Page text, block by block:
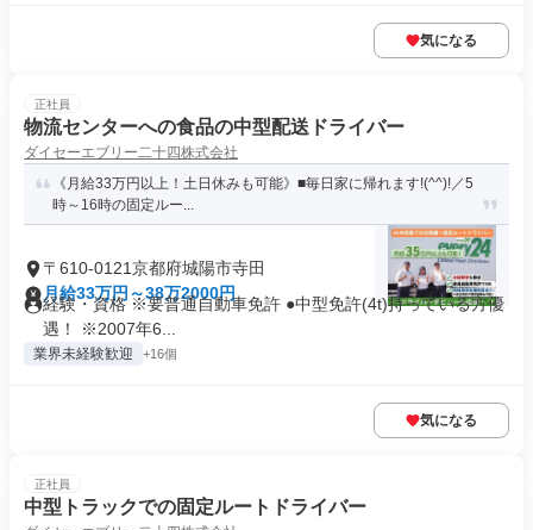
気になる
正社員
物流センターへの食品の中型配送ドライバー
ダイセーエブリー二十四株式会社
《月給33万円以上！土日休みも可能》■毎日家に帰れます!(^^)!／5
時～16時の固定ルー...
〒610-0121京都府城陽市寺田
月給33万円～38万2000円
経験・資格 ※要普通自動車免許 ●中型免許(4t)持っている方優
遇！ ※2007年6...
業界未経験歓迎 +16個
気になる
正社員
中型トラックでの固定ルートドライバー